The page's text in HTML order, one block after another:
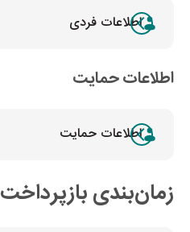
اطلاعات فردی
اطلاعات حمایت
اطلاعات حمایت
زمان‌بندی بازپرداخت